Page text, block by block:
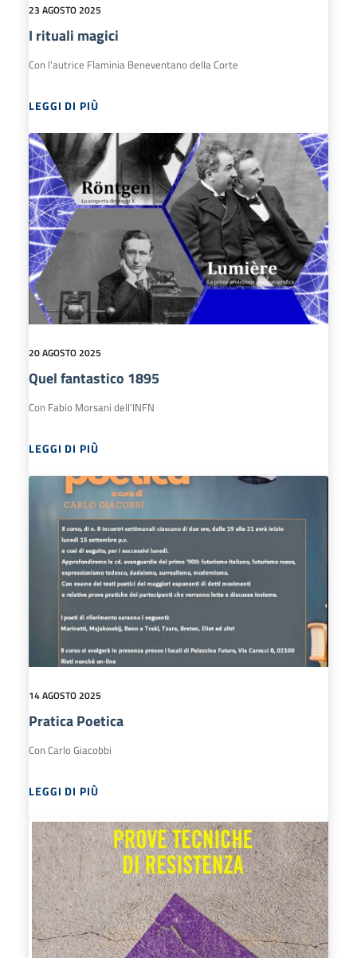
23 AGOSTO 2025
I rituali magici
Con l'autrice Flaminia Beneventano della Corte
LEGGI DI PIÙ
20 AGOSTO 2025
Quel fantastico 1895
Con Fabio Morsani dell'INFN
LEGGI DI PIÙ
14 AGOSTO 2025
Pratica Poetica
Con Carlo Giacobbi
LEGGI DI PIÙ